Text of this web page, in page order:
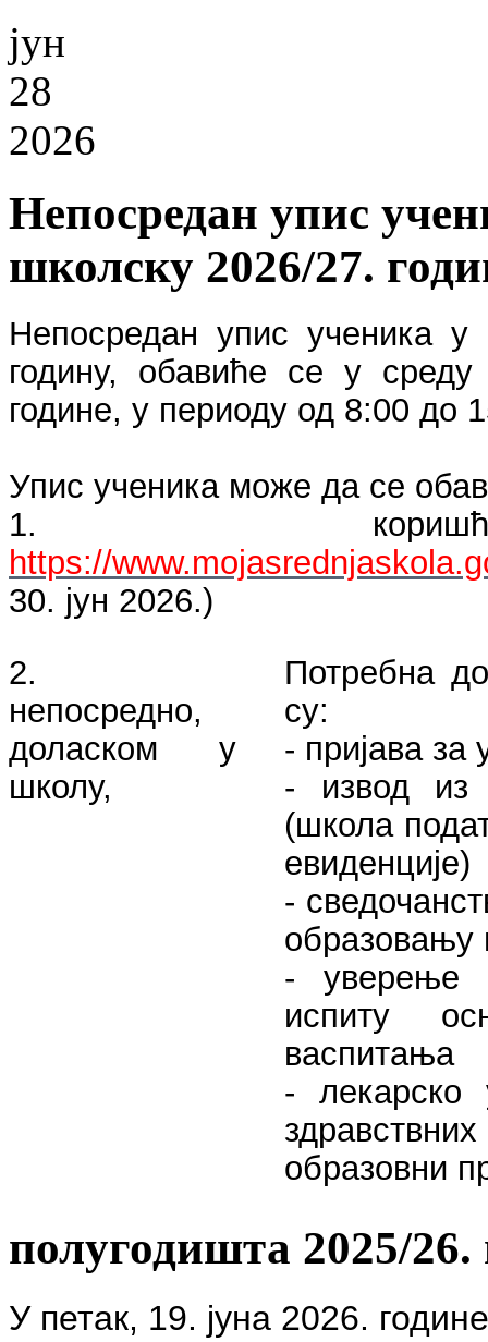
јун
28
2026
Непосредан упис
школску 2026/27.
Непосредан упис ученика
годину, обавиће се у
године, у периоду од 8:00 до
Упис ученика може да се
1.
https://
30. јун 2026.)
2.
непосредно,
доласком у
школу,
Потребна
су:
- пријава за
- извод из
(школа
евиденције)
-
образовању
- уверење
испиту
васпитања
- лекарско
образовни
полугодишта 2025/26.
У петак, 19. јуна 2026.